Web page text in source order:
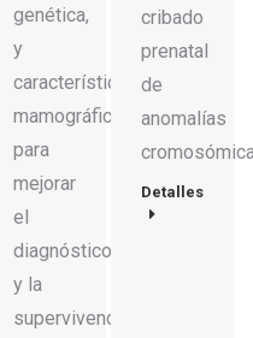
genética,
y
características
mamográficas
para
mejorar
el
diagnóstico
y la
supervivencia.
cribado
prenatal
de
anomalías
Detalles